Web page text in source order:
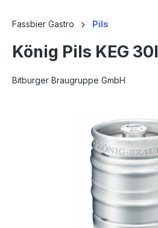
Fassbier Gastro Pils
König Pils KEG 30l
Bitburger Braugruppe GmbH